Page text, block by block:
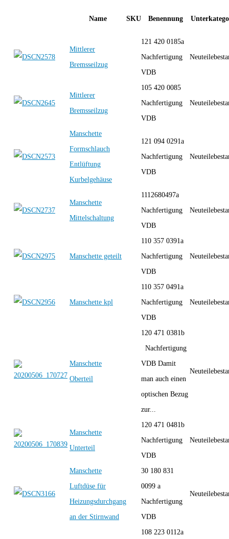
Name SKU Benennung
Mittlerer
Bremsseilzug
121 420 0185a
Nachfertigung
VDB
Mittlerer
Bremsseilzug
105 420 0085
Nachfertigung
VDB
Manschette
Formschlauch
Entlüftung
Kurbelgehäuse
121 094 0291a
Nachfertigung
VDB
Manschette
Mittelschaltung
1112680497a
Nachfertigung
VDB
Manschette geteilt
110 357 0391a
Nachfertigung
VDB
Manschette kpl
110 357 0491a
Nachfertigung
VDB
Manschette
Oberteil
120 471 0381b
Nachfertigung
VDB Damit
man auch einen
optischen Bezug
zur...
Manschette
Unterteil
120 471 0481b
Nachfertigung
VDB
Manschette
Luftdüse für
Heizungsdurchgang
an der Stirnwand
30 180 831
0099 a
Nachfertigung
VDB
108 223 0112a